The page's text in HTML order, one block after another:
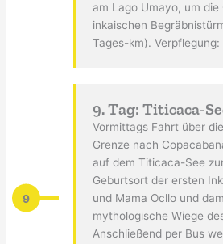
am Lago Umayo, um
inkaischen
Tages-km). Verpflegung:
9
9. Tag: Titicaca-
Vormittags Fahrt über
Grenze nach
auf dem Titicaca-See
Geburtsort der ersten
und Mama Ocllo und
mythologische Wiege
Anschließend per Bus